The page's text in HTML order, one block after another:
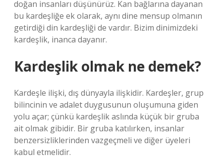
doğan insanları düşünürüz. Kan bağlarına dayanan
bu kardeşliğe ek olarak, aynı dine mensup olmanın
getirdiği din kardeşliği de vardır. Bizim dinimizdeki
kardeşlik, inanca dayanır.
Kardeşlik olmak ne demek?
Kardeşle ilişki, dış dünyayla ilişkidir. Kardeşler, grup
bilincinin ve adalet duygusunun oluşumuna giden
yolu açar; çünkü kardeşlik aslında küçük bir gruba
ait olmak gibidir. Bir gruba katılırken, insanlar
benzersizliklerinden vazgeçmeli ve diğer üyeleri
kabul etmelidir.